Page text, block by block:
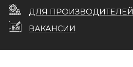
ДЛЯ ПРОИЗВОДИТЕЛЕЙ
ВАКАНСИИ